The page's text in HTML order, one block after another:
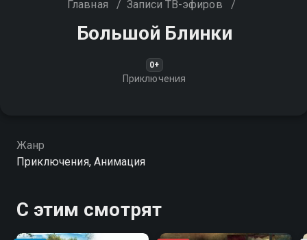
Главная / Записи ТВ-эфиров /
Большой Блинки
0+
Приключения
Жанр
Приключения, Анимация
С этим смотрят